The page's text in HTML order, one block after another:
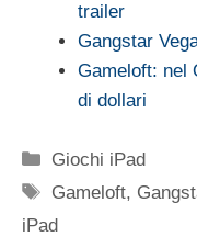
trailer
Gangstar
Gameloft: nel
di dollari
Categorie
Giochi iPad
Tag
Gameloft,
iPad